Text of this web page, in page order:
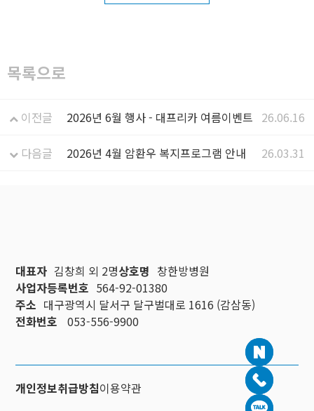
목록으로
이전글 2026년 6월 행사 - 대프리카 여름이벤트 26.06.16
다음글 2026년 4월 암환우 복지프로그램 안내 26.03.31
대표자 김창희 외 2명상호명 창한방병원
사업자등록번호 564-92-01380
주소 대구광역시 달서구 달구벌대로 1616 (감삼동)
전화번호
053-556-9900
개인정보취급방침이용약관